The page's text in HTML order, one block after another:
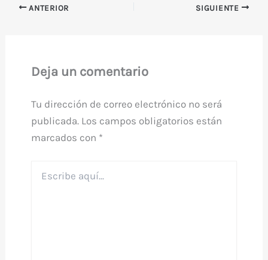
ANTERIOR SIGUIENTE
Deja un comentario
Tu dirección de correo electrónico no será
publicada. Los campos obligatorios están
marcados con *
aquí...